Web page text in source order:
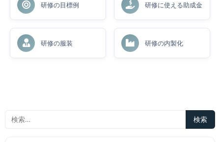
研修の目標例 研修に使える助成金
研修の服装 研修の内製化